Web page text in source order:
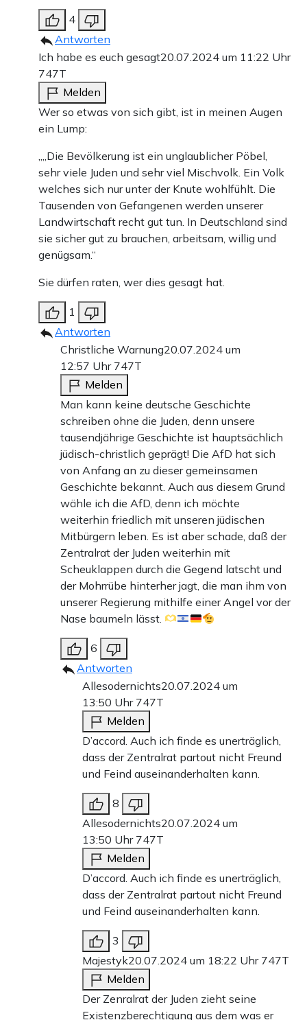
4
Antworten
Ich habe es euch gesagt20.07.2024 um 11:22 Uhr
747T
Melden
Wer so etwas von sich gibt, ist in meinen Augen
ein Lump:
„„Die Bevölkerung ist ein unglaublicher Pöbel,
sehr viele Juden und sehr viel Mischvolk. Ein Volk
welches sich nur unter der Knute wohlfühlt. Die
Tausenden von Gefangenen werden unserer
Landwirtschaft recht gut tun. In Deutschland sind
sie sicher gut zu brauchen, arbeitsam, willig und
genügsam.“
Sie dürfen raten, wer dies gesagt hat.
1
Antworten
Christliche Warnung20.07.2024 um
12:57 Uhr 747T
Melden
Man kann keine deutsche Geschichte
schreiben ohne die Juden, denn unsere
tausendjährige Geschichte ist hauptsächlich
jüdisch-christlich geprägt! Die AfD hat sich
von Anfang an zu dieser gemeinsamen
Geschichte bekannt. Auch aus diesem Grund
wähle ich die AfD, denn ich möchte
weiterhin friedlich mit unseren jüdischen
Mitbürgern leben. Es ist aber schade, daß der
Zentralrat der Juden weiterhin mit
Scheuklappen durch die Gegend latscht und
der Mohrrübe hinterher jagt, die man ihm von
unserer Regierung mithilfe einer Angel vor der
Nase baumeln lässt.
6
Antworten
Allesodernichts20.07.2024 um
13:50 Uhr 747T
Melden
D’accord. Auch ich finde es unerträglich,
dass der Zentralrat partout nicht Freund
und Feind auseinanderhalten kann.
8
Allesodernichts20.07.2024 um
13:50 Uhr 747T
Melden
D’accord. Auch ich finde es unerträglich,
dass der Zentralrat partout nicht Freund
und Feind auseinanderhalten kann.
3
Majestyk20.07.2024 um 18:22 Uhr 747T
Melden
Der Zenralrat der Juden zieht seine
Existenzberechtigung aus dem was er